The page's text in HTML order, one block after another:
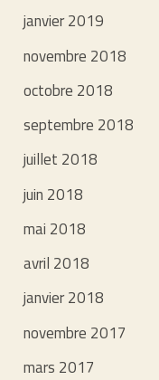
janvier 2019
novembre 2018
octobre 2018
septembre 2018
juillet 2018
juin 2018
mai 2018
avril 2018
janvier 2018
novembre 2017
mars 2017